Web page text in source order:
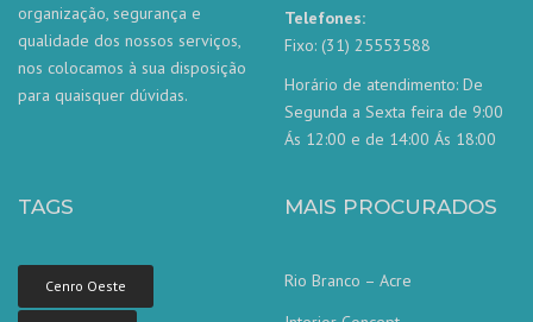
organização, segurança e
qualidade dos nossos serviços,
nos colocamos à sua disposição
para quaisquer dúvidas.
Telefones:
Fixo: (31) 25553588
Horário de atendimento: De
Segunda a Sexta feira de 9:00
Ás 12:00 e de 14:00 Ás 18:00
TAGS
Cenro Oeste
MAIS PROCURADOS
Rio Branco – Acre